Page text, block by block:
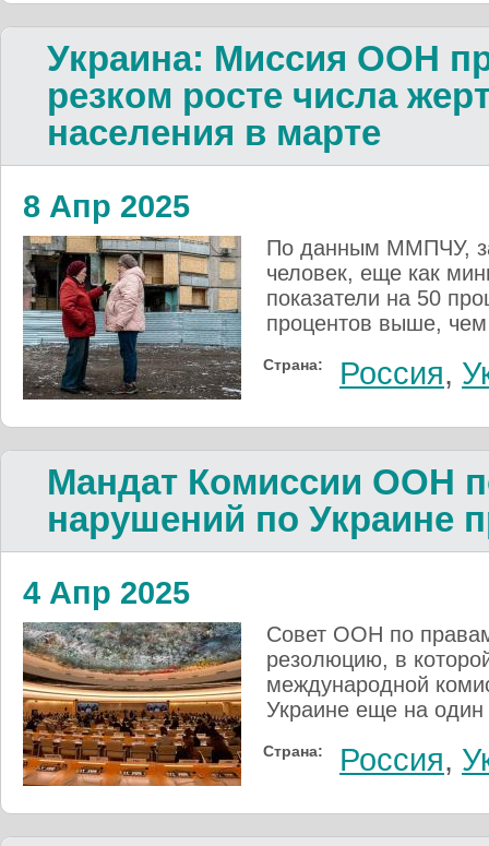
Украина: Миссия ООН
резком росте числа
населения в марте
8 Апр 2025
По данным ММПЧУ,
человек, еще как
показатели на 50
процентов выше,
Страна: Россия,
Мандат Комиссии ООН
нарушений по Украине
4 Апр 2025
Совет ООН по
резолюцию, в
международной
Украине еще на один
Страна: Россия,